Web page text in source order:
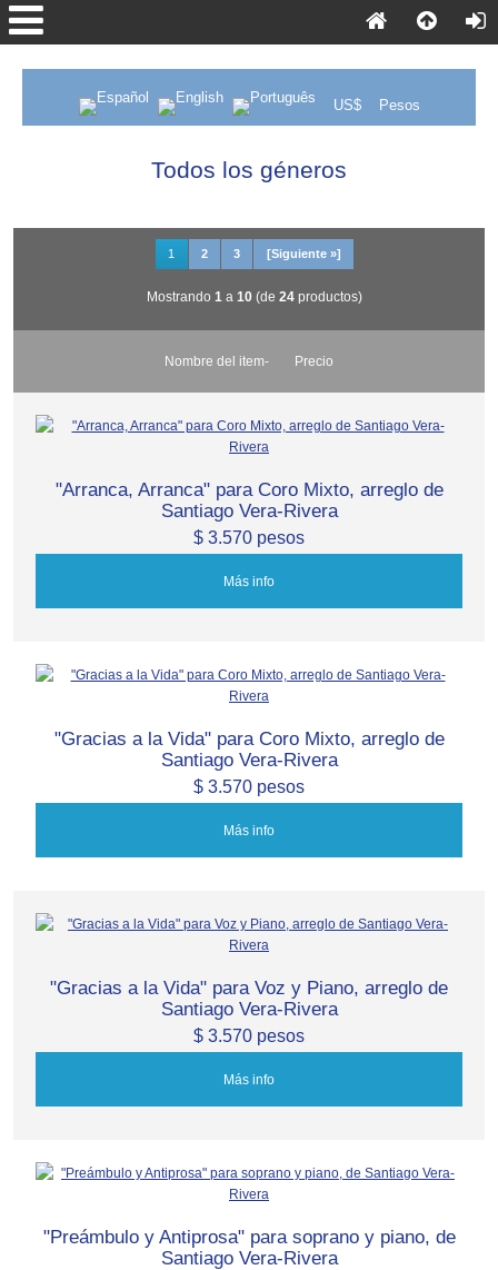
US$ Pesos
Todos los géneros
1 2 3 [Siguiente »]
Mostrando 1 a 10 (de 24 productos)
Nombre del item- Precio
"Arranca, Arranca" para Coro Mixto, arreglo de
Santiago Vera-Rivera
$ 3.570 pesos
Más info
"Gracias a la Vida" para Coro Mixto, arreglo de
Santiago Vera-Rivera
$ 3.570 pesos
Más info
"Gracias a la Vida" para Voz y Piano, arreglo de
Santiago Vera-Rivera
$ 3.570 pesos
Más info
"Preámbulo y Antiprosa" para soprano y piano, de
Santiago Vera-Rivera